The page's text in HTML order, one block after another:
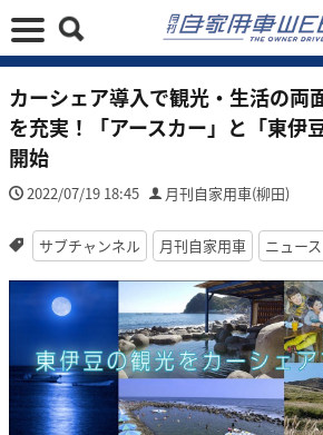
カーシェア導入で観光・生活の両
を充実！「アースカー」と「東伊
開始
2022/07/19 18:45 月刊自家用車(柳田)
サブチャンネル 月刊自家用車 ニュース